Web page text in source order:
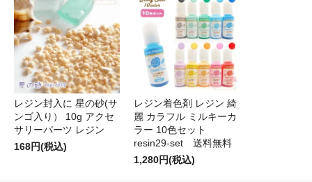
レジン封入に 星の砂(サ
ンゴ入り） 10g アクセ
サリーパーツ レジン
168円(税込)
レジン着色剤 レジン 綺
麗 カラフル ミルキーカ
ラー 10色セット
resin29-set 送料無料
1,280円(税込)